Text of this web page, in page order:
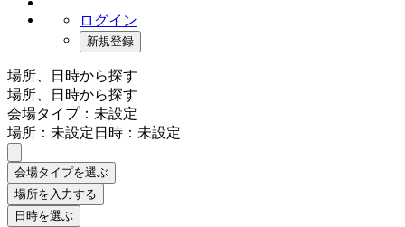
ログイン
新規登録
場所、日時から探す
場所、日時から探す
会場タイプ：未設定
場所：未設定日時：未設定
会場タイプを選ぶ
場所を入力する
日時を選ぶ